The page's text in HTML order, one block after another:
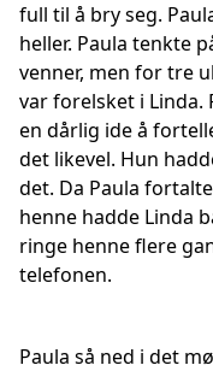
full til å bry seg.
heller. Paula tenkte
venner, men for tre
var forelsket i Linda.
en dårlig ide å
det likevel. Hun
det. Da Paula
henne hadde Linda
ringe henne flere
telefonen.
Paula så ned i det